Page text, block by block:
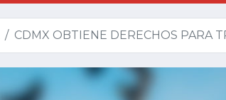
CDMX OBTIENE DERECHOS PARA